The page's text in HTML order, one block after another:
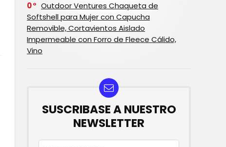
0
Outdoor Ventures Chaqueta de
Softshell para Mujer con Capucha
Removible, Cortavientos Aislado
Impermeable con Forro de Fleece Cálido,
Vino
SUSCRIBASE A NUESTRO
NEWSLETTER